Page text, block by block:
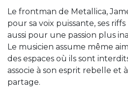
Le frontman de Metallica,
pour sa voix puissante, ses
aussi pour une passion plus
Le musicien assume même
des espaces où ils sont
associe à son esprit rebelle et
partage.